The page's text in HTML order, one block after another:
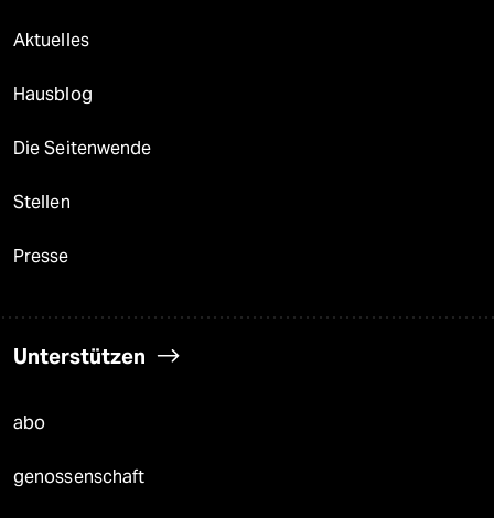
Aktuelles
Hausblog
Die Seitenwende
Stellen
Presse
Unterstützen
abo
genossenschaft